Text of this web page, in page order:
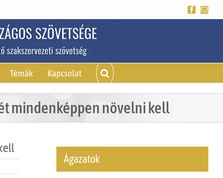
Facebook
Témák Kapcsolat
mindenképpen növelni kell
Ágazatok